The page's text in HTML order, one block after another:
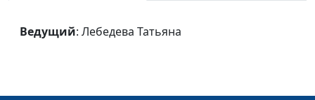
Христа народу
Ведущий: Лебедева Татьяна